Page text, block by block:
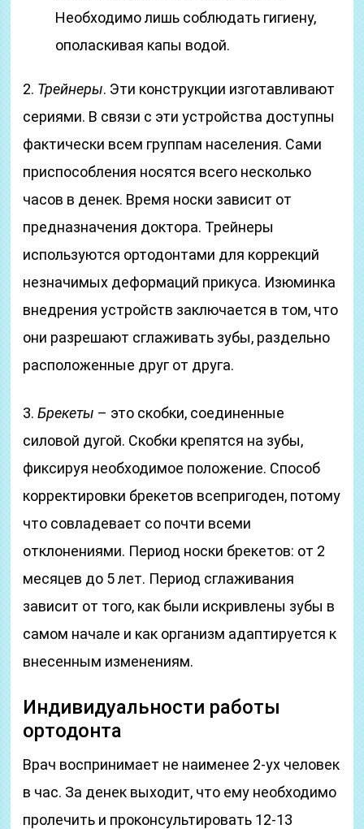
Необходимо лишь соблюдать гигиену,
ополаскивая капы водой.
2. Трейнеры. Эти конструкции изготавливают
сериями. В связи с эти устройства доступны
фактически всем группам населения. Сами
приспособления носятся всего несколько
часов в денек. Время носки зависит от
предназначения доктора. Трейнеры
используются ортодонтами для коррекций
незначимых деформаций прикуса. Изюминка
внедрения устройств заключается в том, что
они разрешают сглаживать зубы, раздельно
расположенные друг от друга.
3.Брекеты – это скобки, соединенные
силовой дугой. Скобки крепятся на зубы,
фиксируя необходимое положение. Способ
корректировки брекетов всепригоден, потому
что совладевает со почти всеми
отклонениями. Период носки брекетов: от 2
месяцев до 5 лет. Период сглаживания
зависит от того, как были искривлены зубы в
самом начале и как организм адаптируется к
внесенным изменениям.
Индивидуальности работы
ортодонта
Врач воспринимает не наименее 2-ух человек
в час. За денек выходит, что ему необходимо
пролечить и проконсультировать 12-13